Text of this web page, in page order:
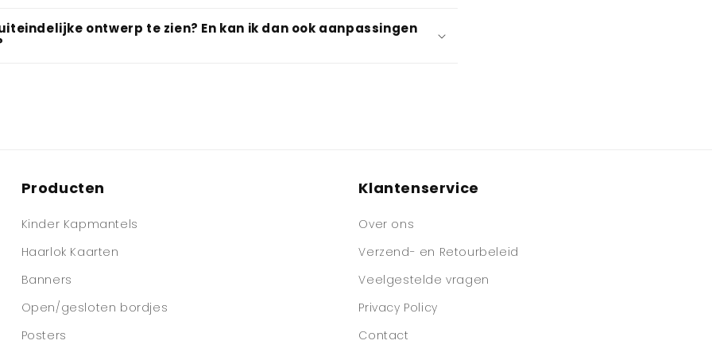
ontwerp te zien? En kan ik dan ook aanpassingen
Producten
Kinder Kapmantels
Haarlok Kaarten
Banners
Open/gesloten bordjes
Posters
Klantenservice
Over ons
Verzend- en Retourbeleid
Veelgestelde vragen
Privacy Policy
Contact